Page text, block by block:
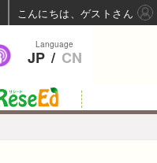
Language
JP / CN
こんにちは、ゲストさん